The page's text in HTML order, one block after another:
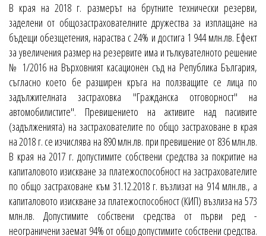
В края на 2018 г. размерът на брутните технически резерви,
заделени от общозастрахователните дружества за изплащане на
бъдещи обезщетения, нараства с 24% и достига 1 944 млн.лв. Ефект
за увеличения размер на резервите има и тълкувателното решение
№ 1/2016 на Върховният касационен съд на Република България,
съгласно което бе разширен кръга на ползващите се лица по
задължителната застраховка "Гражданска отговорност" на
автомобилистите". Превишението на активите над пасивите
(задълженията) на застрахователите по общо застраховане в края
на 2018 г. се изчислява на 890 млн.лв. при превишение от 836 млн.лв.
В края на 2017 г. допустимите собствени средства за покритие на
капиталовото изискване за платежоспособност на застрахователите
по общо застраховане към 31.12.2018 г. възлизат на 914 млн.лв., а
капиталовото изискване за платежоспособност (КИП) възлиза на 573
млн.лв. Допустимите собствени средства от първи ред -
неограничени заемат 94% от общо допустимите собствени средства.